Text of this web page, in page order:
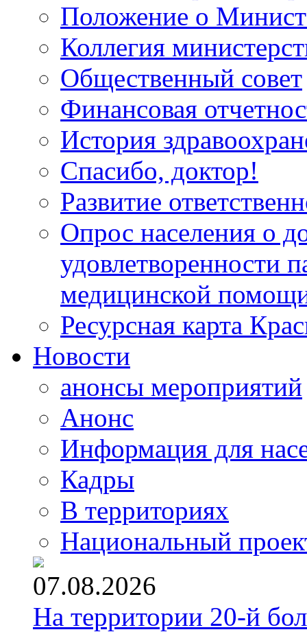
Положение о
Коллегия
Общественный совет
Финансовая
История
Спасибо, доктор!
Развитие
Опрос населения о
удовлетворенности
медицинской
Ресурсная карта
Новости
анонсы мероприятий
Анонс
Информация для
Кадры
В территориях
Национальный
07.08.2026
На территории 20-й